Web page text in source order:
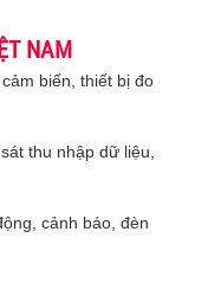
NAM
biến, thiết bị đo
thu nhập dữ liệu,
cảnh báo, đèn